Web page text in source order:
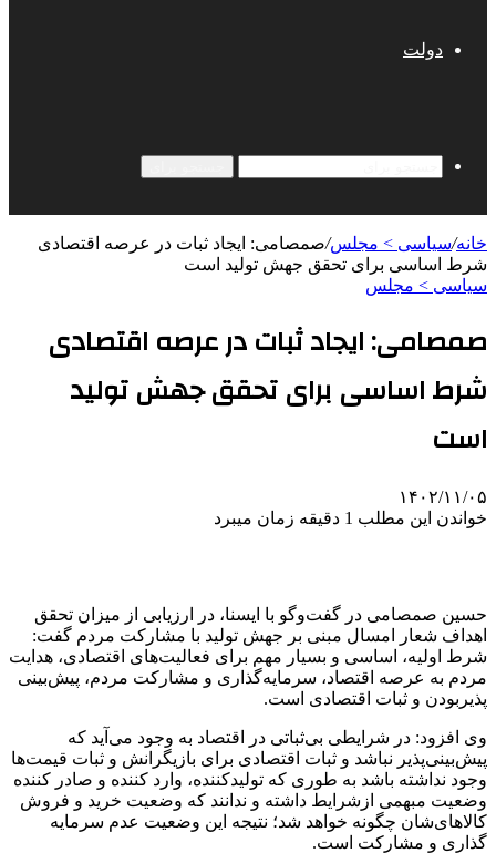
دولت
خانه/سیاسی > مجلس/صمصامی: ایجاد ثبات در عرصه اقتصادی
شرط اساسی برای تحقق جهش تولید است
سیاسی > مجلس
صمصامی: ایجاد ثبات در عرصه اقتصادی
شرط اساسی برای تحقق جهش تولید
است
۱۴۰۲/۱۱/۰۵
خواندن این مطلب 1 دقیقه زمان میبرد
حسین صمصامی در گفت‌وگو با ایسنا، در ارزیابی از میزان تحقق
اهداف شعار امسال مبنی بر جهش تولید با مشارکت مردم گفت:
شرط اولیه، اساسی و بسیار مهم برای فعالیت‌های‌ اقتصادی، هدایت
مردم به عرصه اقتصاد، سرمایه‌گذاری و مشارکت مردم، پیش‌بینی
پذیربودن و ثبات اقتصادی است.
وی افزود: در شرایطی بی‌ثباتی در اقتصاد به وجود می‌آید که
پیش‌بینی‌پذیر نباشد و ثبات اقتصادی برای بازیگرانش و ثبات قیمت‌ها
وجود نداشته باشد به طوری که تولیدکننده، وارد کننده و صادر کننده‌
وضعیت مبهمی ازشرایط داشته و ندانند که وضعیت خرید و فروش
کالاهای‌شان چگونه خواهد شد؛ نتیجه این وضعیت عدم سرمایه
گذاری و مشارکت است.